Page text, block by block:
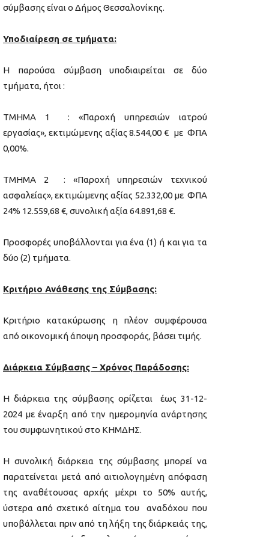
σύμβασης είναι ο Δήμος Θεσσαλονίκης.
Υποδιαίρεση σε τμήματα:
Η παρούσα σύμβαση υποδιαιρείται σε δύο
τμήματα, ήτοι :
ΤΜΗΜΑ 1 : «Παροχή υπηρεσιών ιατρού
εργασίας», εκτιμώμενης αξίας 8.544,00 € με ΦΠΑ
0,00%.
ΤΜΗΜΑ 2 : «Παροχή υπηρεσιών τεχνικού
ασφαλείας», εκτιμώμενης αξίας 52.332,00 με ΦΠΑ
24% 12.559,68 €, συνολική αξία 64.891,68 €.
Προσφορές υποβάλλονται για ένα (1) ή και για τα
δύο (2) τμήματα.
Κριτήριο Ανάθεσης της Σύμβασης:
Κριτήριο κατακύρωσης η πλέον συμφέρουσα
από οικονομική άποψη προσφοράς, βάσει τιμής.
Διάρκεια Σύμβασης – Χρόνος Παράδοσης:
Η διάρκεια της σύμβασης ορίζεται έως 31-12-
2024 με έναρξη από την ημερομηνία ανάρτησης
του συμφωνητικού στο ΚΗΜΔΗΣ.
Η συνολική διάρκεια της σύμβασης μπορεί να
παρατείνεται μετά από αιτιολογημένη απόφαση
της αναθέτουσας αρχής μέχρι το 50% αυτής,
ύστερα από σχετικό αίτημα του αναδόχου που
υποβάλλεται πριν από τη λήξη της διάρκειάς της,